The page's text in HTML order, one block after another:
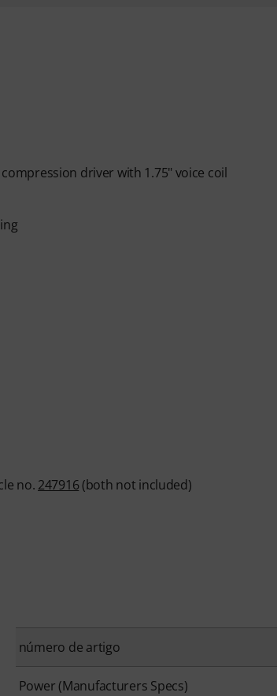
driver with 1.75" voice coil
no. 247916 (both not included)
número de artigo
Power (Manufacturers Specs)